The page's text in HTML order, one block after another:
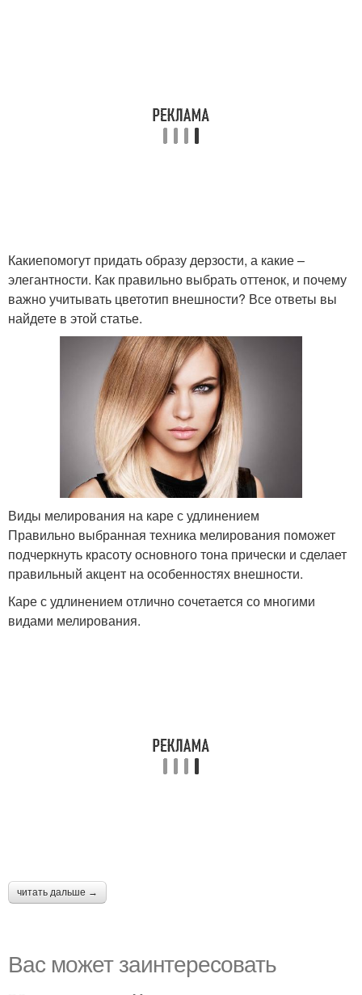
Какиепомогут придать образу дерзости, а какие –
элегантности. Как правильно выбрать оттенок, и почему
важно учитывать цветотип внешности? Все ответы вы
найдете в этой статье.
Виды мелирования на каре с удлинением
Правильно выбранная техника мелирования поможет
подчеркнуть красоту основного тона прически и сделает
правильный акцент на особенностях внешности.
Каре с удлинением отлично сочетается со многими
видами мелирования.
читать дальше →
Вас может заинтересовать